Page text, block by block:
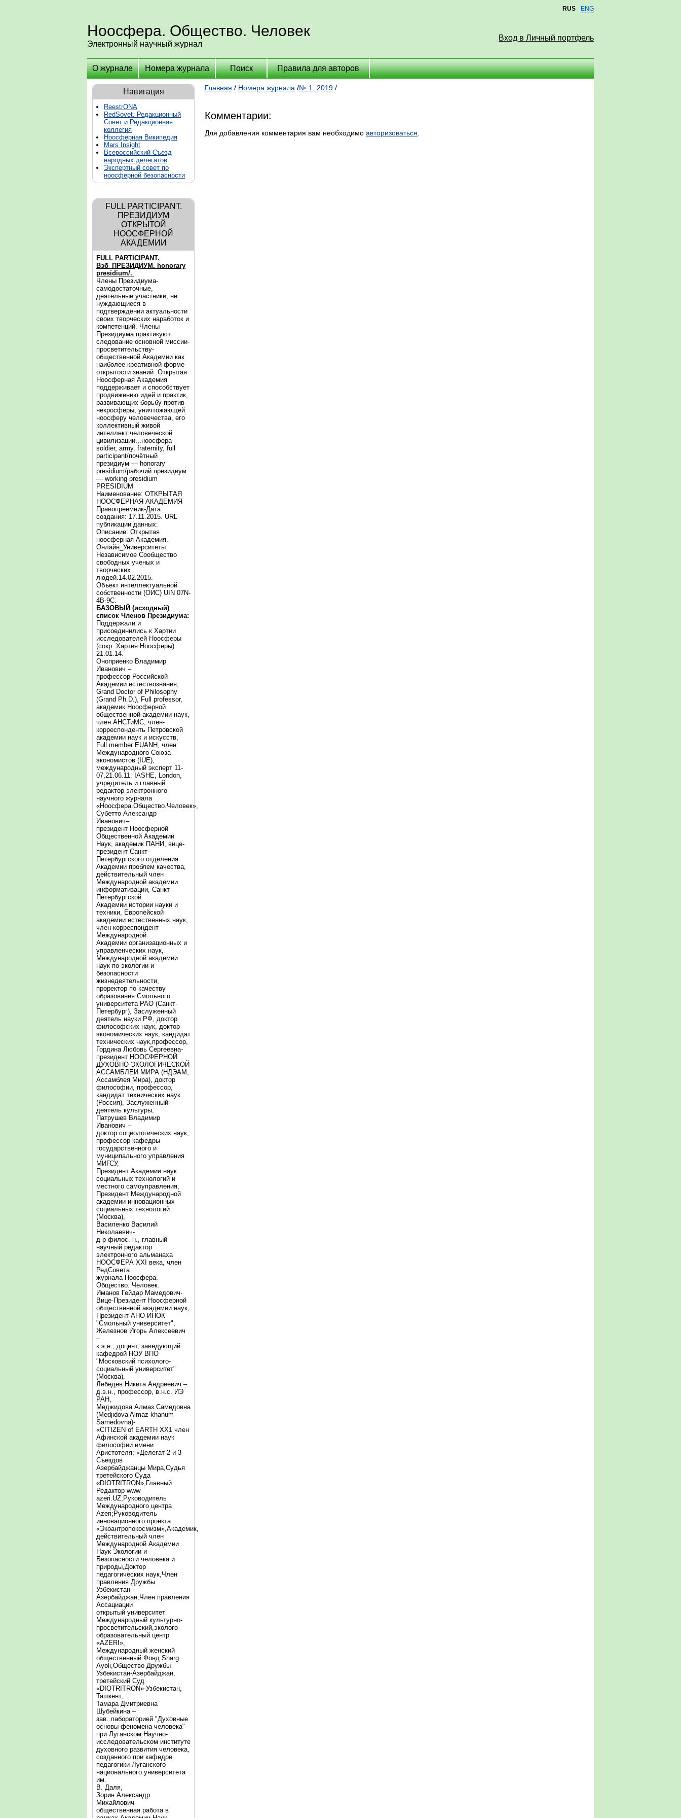
RUS ENG
Ноосфера. Общество. Человек
Электронный научный журнал
Вход в Личный портфель
О журнале Номера журнала Поиск Правила для авторов
Навигация
ReestrONA
RedSovet. Редакционный
Совет и Редакционная
коллегия
Ноосферная Википедия
Mars Insight
Всероссийский Съезд
народных делегатов
Экспертный совет по
ноосферной безопасности
FULL PARTICIPANT.
ПРЕЗИДИУМ
ОТКРЫТОЙ
НООСФЕРНОЙ
АКАДЕМИИ
FULL PARTICIPANT.
Вэб_ПРЕЗИДИУМ. honorary
presidium/.
Члены Президиума-
самодостаточные,
деятельные участники, не
нуждающиеся в
подтверждении актуальности
своих творческих наработок и
компетенций. Члены
Президиума практикуют
следование основной миссии-
просветительству-
общественной Академии как
наиболее креативной форме
открытости знаний. Открытая
Ноосферная Академия
поддерживает и способствует
продвижению идей и практик,
развивающих борьбу против
некросферы, уничтожающей
ноосферу человечества, его
коллективный живой
интеллект человеческой
цивилизации...ноосфера -
soldier, army, fraternity, full
participant/почётный
президиум — honorary
presidium/рабочий президиум
— working presidium
PRESIDIUM
Наименование: ОТКРЫТАЯ
НООСФЕРНАЯ АКАДЕМИЯ
Правопреемник-Дата
создания: 17.11.2015. URL
публикации данных:
Описание: Открытая
ноосферная Академия.
Онлайн_Университеты.
Независимое Сообщество
свободных ученых и
творческих
людей.14.02.2015.
Объект интеллектуальной
собственности (ОИС) UIN 07N-
4B-9C.
БАЗОВЫЙ (исходный)
список Членов Президиума:
Поддержали и
присоединились к Хартии
исследователей Ноосферы
(сокр. Хартия Ноосферы)
21.01.14.
Оноприенко Владимир
Иванович –
профессор Российской
Академии естествознания,
Grand Doctor of Philosophy
(Grand Ph.D.), Full professor,
академик Ноосферной
общественной академии наук,
член АНСТиМС, член-
корреспонденть Петровской
академии наук и искусств,
Full member EUANH, член
Международного Союза
экономистов (IUE),
международный эксперт 11-
07,21.06.11. IASHE, London,
учредитель и главный
редактор электронного
научного журнала
«Ноосфера.Общество.Человек»,
Субетто Александр
Иванович–
президент Ноосферной
Общественной Академии
Наук, академик ПАНИ, вице-
президент Санкт-
Петербургского отделения
Академии проблем качества,
действительный член
Международной академии
информатизации, Санкт-
Петербургской
Академии истории науки и
техники, Европейской
академии естественных наук,
член-корреспондент
Международной
Академии организационных и
управленческих наук,
Международной академии
наук по экологии и
безопасности
жизнедеятельности,
проректор по качеству
образования Смольного
университета РАО (Санкт-
Петербург), Заслуженный
деятель науки РФ, доктор
философских наук, доктор
экономических наук, кандидат
технических наук,профессор,
Гордина Любовь Сергеевна-
президент НООСФЕРНОЙ
ДУХОВНО-ЭКОЛОГИЧЕСКОЙ
АССАМБЛЕИ МИРА (НДЭАМ,
Ассамблея Мира), доктор
философии, профессор,
кандидат технических наук
(Россия), Заслуженный
деятель культуры,
Патрушев Владимир
Иванович –
доктор социологических наук,
профессор кафедры
государственного и
муниципального управления
МИГСУ,
Президент Академии наук
социальных технологий и
местного самоуправления,
Президент Международной
академии инновационных
социальных технологий
(Москва),
Василенко Василий
Николаевич-
д-р филос. н., главный
научный редактор
электронного альманаха
НООСФЕРА XXI века, член
РедСовета
журнала Ноосфера.
Общество. Человек.
Иманов Гейдар Мамедович-
Вице-Президент Ноосферной
общественной академии наук,
Президент АНО ИНОК
"Смольный университет",
Железнов Игорь Алексеевич
–
к.э.н., доцент, заведующий
кафедрой НОУ ВПО
"Московский психолого-
социальный университет"
(Москва),
Лебедев Никита Андреевич –
д.э.н., профессор, в.н.с. ИЭ
РАН,
Меджидова Алмаз Самедовна
(Medjidova Almaz-khanum
Samedovna)-
«CITIZEN of EARTH XX1 член
Афинской академии наук
философии имени
Аристотеля; «Делегат 2 и 3
Съездов
Азербайджанцы Мира,Судья
третейского Суда
«DIOTRITRON»,Главный
Редактор www
azeri.UZ,Руководитель
Международного центра
Аzeri;Руководитель
инновационного проекта
«Экоантропокосмизм»,Академик,
действительный член
Международной Академии
Наук Экологии и
Безопасности человека и
природы,Доктор
педагогических наук,Член
правления Дружбы
Узбекистан-
Азербайджан;Член правления
Ассациации
открытый университет
Международный культурно-
просветительский,эколого-
образовательный центр
«AZERI»,
Mеждународный женский
общественный Фонд Sharg
Аyoli,Общество Дружбы
Узбекистан-Азербайджан,
третейский Суд
«DIOTRITRON»-Узбекистан,
Ташкент,
Тамара Дмитриевна
Шубейкина –
зав. лабораторией "Духовные
основы феномена человека"
при Луганском Научно-
исследовательском институте
духовного развития человека,
созданного при кафедре
педагогики Луганского
национального университета
им.
В. Даля,
Зорин Александр
Михайлович-
общественная работа в
Главная / Номера журнала /№ 1, 2019 /
Комментарии:
Для добавления комментария вам необходимо авторизоваться